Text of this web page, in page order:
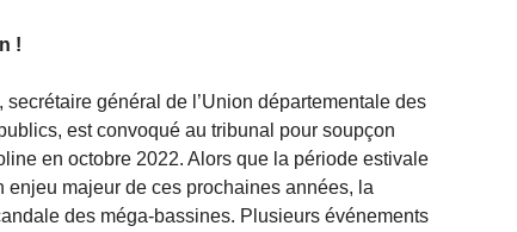
!
général de l’Union départementale des
est convoqué au tribunal pour soupçon
en octobre 2022. Alors que la période estivale
enjeu majeur de ces prochaines années, la
des méga-bassines. Plusieurs événements